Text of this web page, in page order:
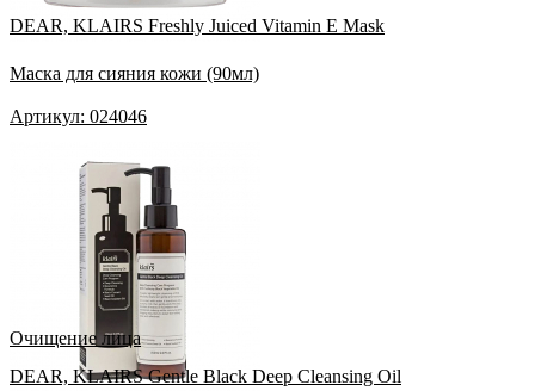
DEAR, KLAIRS Freshly Juiced Vitamin E Mask
Маска для сияния кожи (90мл)
Артикул: 024046
Очищение лица
DEAR, KLAIRS Gentle Black Deep Cleansing Oil